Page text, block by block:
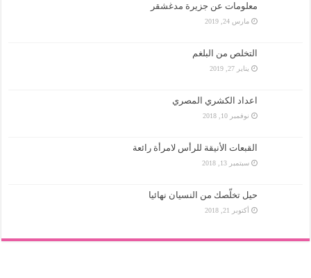
معلومات عن جزيرة مدغشقر
مارس 24, 2019
التخلص من البلغم
يناير 27, 2019
اعداد الكشري المصري
نوفمبر 10, 2018
القبعات الأنيقة للرأس لامرأة رائعة
سبتمبر 13, 2018
حيل تخلّصك من النسيان نهائيا
أكتوبر 21, 2018